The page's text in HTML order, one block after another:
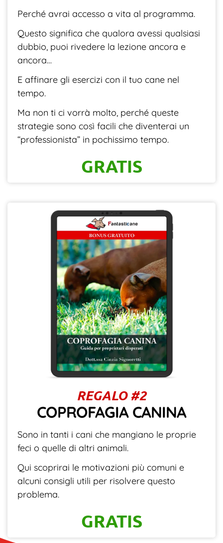
Perché avrai accesso a vita al programma.
Questo significa che qualora avessi qualsiasi
dubbio, puoi rivedere la lezione ancora e
ancora…
E affinare gli esercizi con il tuo cane nel
tempo.
Ma non ti ci vorrà molto, perché queste
strategie sono così facili che diventerai un
“professionista” in pochissimo tempo.
GRATIS
REGALO #2
COPROFAGIA CANINA
Sono in tanti i cani che mangiano le proprie
feci o quelle di altri animali.
Qui scoprirai le motivazioni più comuni e
alcuni consigli utili per risolvere questo
problema.
GRATIS